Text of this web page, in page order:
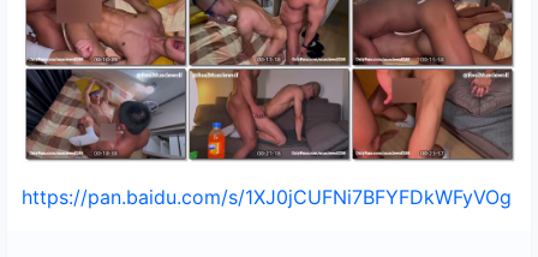
https://pan.baidu.com/s/1XJ0jCUFNi7BFYFDkWFyVOg